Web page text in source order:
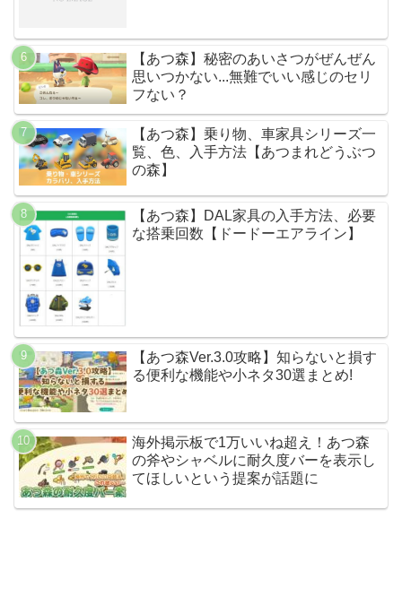
【あつ森】秘密のあいさつがぜんぜん
思いつかない...無難でいい感じのセリ
フない？
【あつ森】乗り物、車家具シリーズ一
覧、色、入手方法【あつまれどうぶつ
の森】
【あつ森】DAL家具の入手方法、必要
な搭乗回数【ドードーエアライン】
【あつ森Ver.3.0攻略】知らないと損す
る便利な機能や小ネタ30選まとめ!
海外掲示板で1万いいね超え！あつ森
の斧やシャベルに耐久度バーを表示し
てほしいという提案が話題に